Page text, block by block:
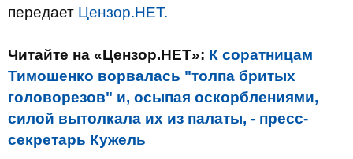
передает Цензор.НЕТ.
Читайте на «Цензор.НЕТ»: К соратницам
Тимошенко ворвалась "толпа бритых
головорезов" и, осыпая оскорблениями,
силой вытолкала их из палаты, - пресс-
секретарь Кужель